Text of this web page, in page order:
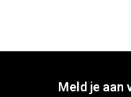
Meld je aan